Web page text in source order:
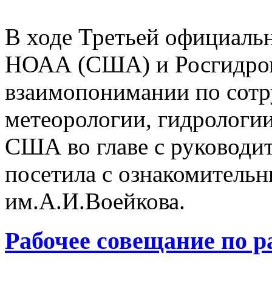
В ходе Третьей
НОАА (США) и
взаимопонимании по
метеорологии,
США во главе с
посетила с
им.А.И.Воейкова.
Рабочее совещание по